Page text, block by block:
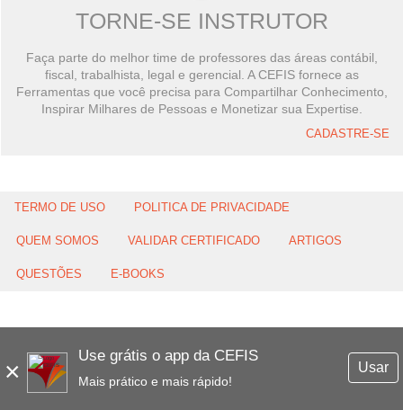
×
Use grátis o app da CEFIS
Mais prático e mais rápido!
Usar
TORNE-SE INSTRUTOR
Faça parte do melhor time de professores das áreas contábil,
fiscal, trabalhista, legal e gerencial. A CEFIS fornece as
Ferramentas que você precisa para Compartilhar Conhecimento,
Inspirar Milhares de Pessoas e Monetizar sua Expertise.
CADASTRE-SE
TERMO DE USO POLITICA DE PRIVACIDADE
QUEM SOMOS VALIDAR CERTIFICADO ARTIGOS
QUESTÕES E-BOOKS